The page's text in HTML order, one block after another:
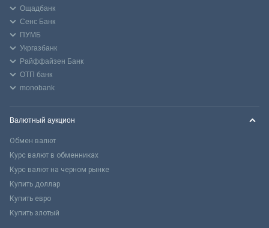
Ощадбанк
Сенс Банк
ПУМБ
Укргазбанк
Райффайзен Банк
ОТП банк
monobank
Валютный аукцион
Обмен валют
Курс валют в обменниках
Курс валют на черном рынке
Купить доллар
Купить евро
Купить злотый